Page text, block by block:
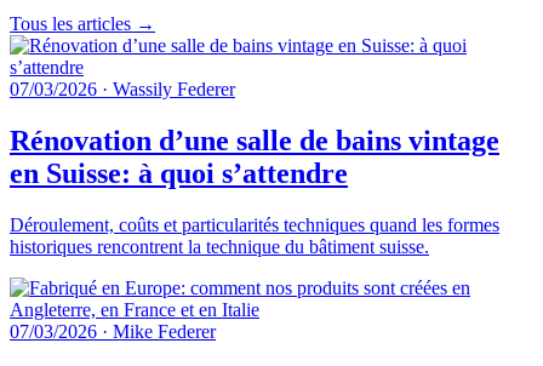
Tous les articles →
07/03/2026 · Wassily Federer
Rénovation d’une salle de bains vintage
en Suisse: à quoi s’attendre
Déroulement, coûts et particularités techniques quand les formes
historiques rencontrent la technique du bâtiment suisse.
07/03/2026 · Mike Federer